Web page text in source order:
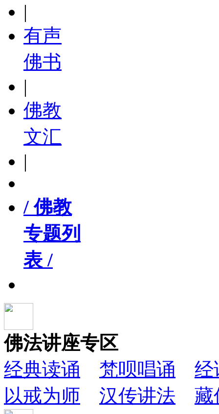
|
有声
佛书
|
佛教
文汇
|
/ 佛教
专题列
表 /
佛法讲座专区
经典读诵
梵呗唱诵
经
以戒为师
汉传讲法 藏